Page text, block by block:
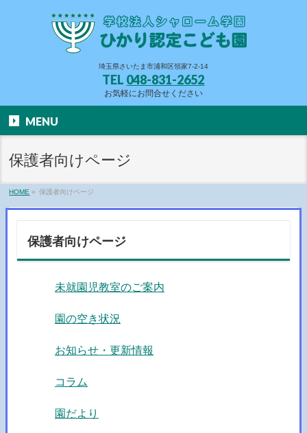
埼玉県さいたま市浦和区領家7-2-14
TEL 048-831-2652
お気軽にお問合せください
MENU
保護者向けページ
HOME » 保護者向けページ
保護者向けページ
未就園児教室のご案内
園の空き状況
お知らせ・更新情報
コラム
園だより